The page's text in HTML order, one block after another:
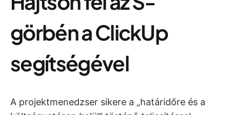
görbén a ClickUp
segítségével
A projektmenedzser sikere a „határidőre és a